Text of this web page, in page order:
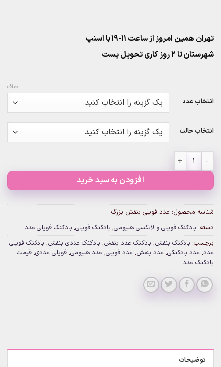
تهران همین امروز از ساعت ۱۱-۱۹ با اسنپ
شهرستان تا 2 روز کاری تحویل پست
انتخاب عدد
انتخاب حالت
صاف
عدد فویلی بنفش بزرگ عدد
افزودن به سبد خرید
شناسه محصول: عدد فویلی بنفش بزرگ
دسته: بادکنک فویلی و لاتکسی هلیومی, بادکنک فویلی, بادکنک فویلی عدد
برچسب: بادکنک بنفش, بادکنک عدد بنفش, بادکنک عددی بنفش, بادکنک فویلی
عدد, عدد بادکنکی, عدد بنفش, عدد فویلی, عدد هلیومی, فویلی عددی, قیمت
بادکنک عدد
توضیحات